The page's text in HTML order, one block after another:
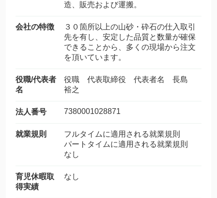
造、販売および運搬。
会社の特徴
３０箇所以上の山砂・砕石の仕入取引
先を有し、安定した品質と数量が確保
できることから、多くの現場から注文
を頂いています。
役職/代表者
名
役職 代表取締役 代表者名 長島
裕之
法人番号 7380001028871
就業規則
フルタイムに適用される就業規則
パートタイムに適用される就業規則
なし
育児休暇取
得実績
なし